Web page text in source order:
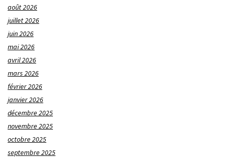
août 2026
juillet 2026
juin 2026
mai 2026
avril 2026
mars 2026
février 2026
janvier 2026
décembre 2025
novembre 2025
octobre 2025
septembre 2025